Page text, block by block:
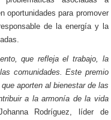
oportunidades para promover
de la energía y la
que refleja el trabajo, la
comunidades. Este premio
aporten al bienestar de las
a la armonía de la vida
Rodríguez, líder de